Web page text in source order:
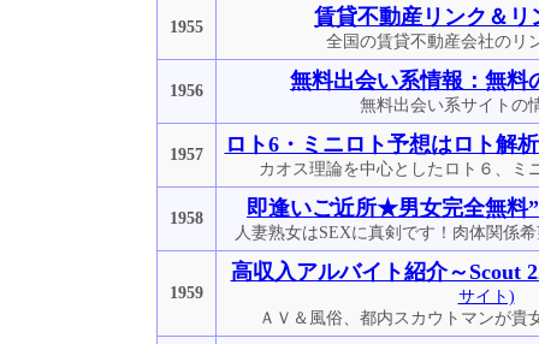
1955 賃貸不動産リンク＆リ
全国の賃貸不動産会社のリ
1956 無料出会い系情報：無料
無料出会い系サイトの
1957 ロト6・ミニロト予想はロト解
カオス理論を中心としたロト６、ミ
1958 即逢いご近所★男女完全無料
人妻熟女はSEXに真剣です！肉体関係
1959
高収入アルバイト紹介～Scout
サイト)
ＡＶ＆風俗、都内スカウトマンが貴